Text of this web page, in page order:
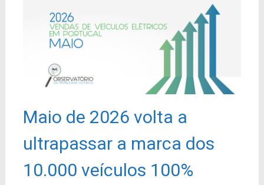
Maio de 2026 volta a
ultrapassar a marca dos
10.000 veículos 100%